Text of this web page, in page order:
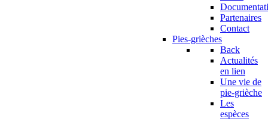
Partenaires
Contact
Pies-grièches
Back
Actualités
en lien
Une vie de
pie-grièche
Les
espèces